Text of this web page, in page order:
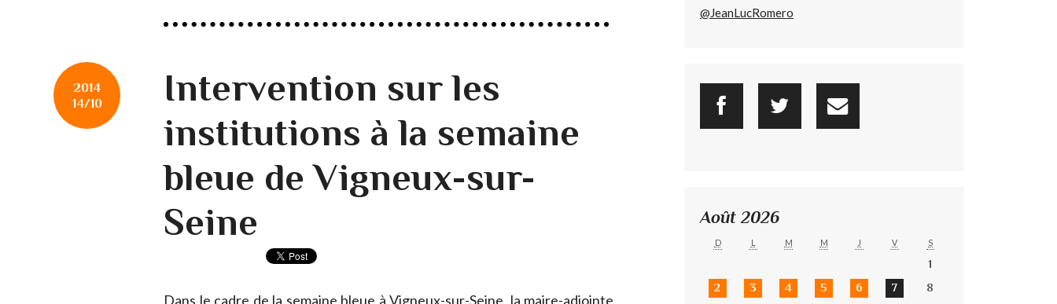
2014
14/10
Intervention sur les
institutions à la semaine
bleue de Vigneux-sur-
Seine
Dans le cadre de la semaine bleue à Vigneux-sur-Seine, la maire-adjointe
@JeanLucRomero
Août 2026
D L M M J V S
1
2
3 4 5 6 7
8